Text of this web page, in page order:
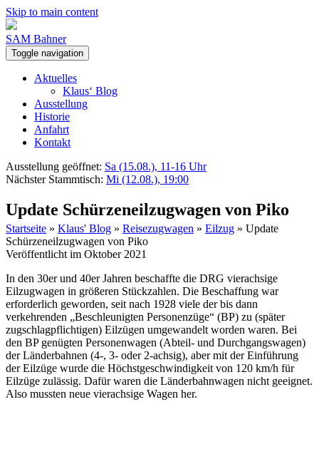
Skip to main content
SAM Bahner
Toggle navigation
Aktuelles
Klaus‘ Blog
Ausstellung
Historie
Anfahrt
Kontakt
Ausstellung geöffnet: Sa (15.08.), 11-16 Uhr
Nächster Stammtisch: Mi (12.08.), 19:00
Update Schürzeneilzugwagen von Piko
Startseite » Klaus' Blog » Reisezugwagen » Eilzug » Update
Schürzeneilzugwagen von Piko
Veröffentlicht im Oktober 2021
In den 30er und 40er Jahren beschaffte die DRG vierachsige
Eilzugwagen in größeren Stückzahlen. Die Beschaffung war
erforderlich geworden, seit nach 1928 viele der bis dann
verkehrenden „Beschleunigten Personenzüge“ (BP) zu (später
zugschlagpflichtigen) Eilzügen umgewandelt worden waren. Bei
den BP genügten Personenwagen (Abteil- und Durchgangswagen)
der Länderbahnen (4-, 3- oder 2-achsig), aber mit der Einführung
der Eilzüge wurde die Höchstgeschwindigkeit von 120 km/h für
Eilzüge zulässig. Dafür waren die Länderbahnwagen nicht geeignet.
Also mussten neue vierachsige Wagen her.